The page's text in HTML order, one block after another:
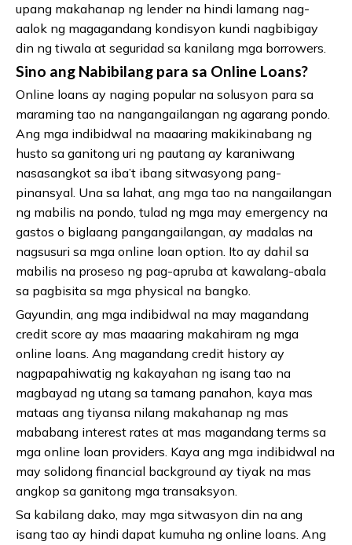
upang makahanap ng lender na hindi lamang nag-
aalok ng magagandang kondisyon kundi nagbibigay
din ng tiwala at seguridad sa kanilang mga borrowers.
Sino ang Nabibilang para sa Online Loans?
Online loans ay naging popular na solusyon para sa
maraming tao na nangangailangan ng agarang pondo.
Ang mga indibidwal na maaaring makikinabang ng
husto sa ganitong uri ng pautang ay karaniwang
nasasangkot sa iba’t ibang sitwasyong pang-
pinansyal. Una sa lahat, ang mga tao na nangailangan
ng mabilis na pondo, tulad ng mga may emergency na
gastos o biglaang pangangailangan, ay madalas na
nagsusuri sa mga online loan option. Ito ay dahil sa
mabilis na proseso ng pag-apruba at kawalang-abala
sa pagbisita sa mga physical na bangko.
Gayundin, ang mga indibidwal na may magandang
credit score ay mas maaaring makahiram ng mga
online loans. Ang magandang credit history ay
nagpapahiwatig ng kakayahan ng isang tao na
magbayad ng utang sa tamang panahon, kaya mas
mataas ang tiyansa nilang makahanap ng mas
mababang interest rates at mas magandang terms sa
mga online loan providers. Kaya ang mga indibidwal na
may solidong financial background ay tiyak na mas
angkop sa ganitong mga transaksyon.
Sa kabilang dako, may mga sitwasyon din na ang
isang tao ay hindi dapat kumuha ng online loans. Ang